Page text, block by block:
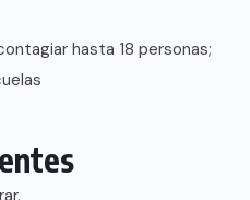
hasta 18 personas;